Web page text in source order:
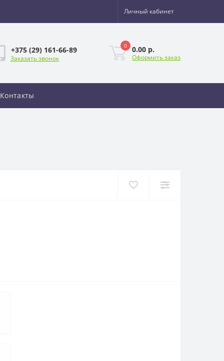
Личный кабинет
+375 (29) 161-66-89
Заказать звонок
0 0.00 р.
Оформить заказ
Контакты